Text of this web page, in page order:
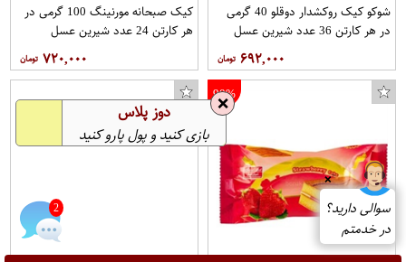
شوکو کیک روکشدار دوقلو 40 گرمی
در هر کارتن 36 عدد شیرین عسل
۶۹۲,۰۰۰
کیک صبحانه مورنینگ 100 گرمی در
هر کارتن 24 عدد شیرین عسل
۷۲۰,۰۰۰
90%
❌
سوالی دارید؟
در خدمتم
2
❌ دوز پلاس
بازی کنید و پول پارو کنید